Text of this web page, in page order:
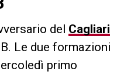
del Cagliari
Le due formazioni
primo